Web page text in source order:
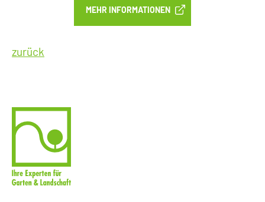
MEHR INFORMATIONEN
zurück